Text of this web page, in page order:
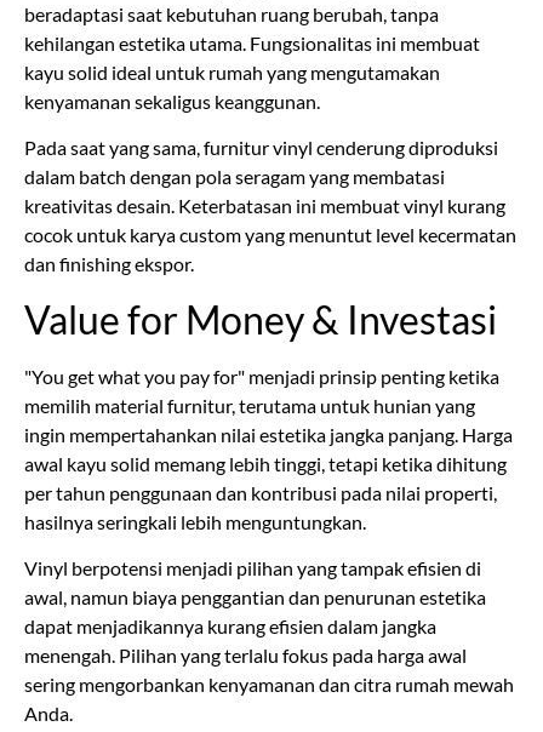
beradaptasi saat kebutuhan ruang berubah, tanpa
kehilangan estetika utama. Fungsionalitas ini membuat
kayu solid ideal untuk rumah yang mengutamakan
kenyamanan sekaligus keanggunan.
Pada saat yang sama, furnitur vinyl cenderung diproduksi
dalam batch dengan pola seragam yang membatasi
kreativitas desain. Keterbatasan ini membuat vinyl kurang
cocok untuk karya custom yang menuntut level kecermatan
dan finishing ekspor.
Value for Money & Investasi
"You get what you pay for" menjadi prinsip penting ketika
memilih material furnitur, terutama untuk hunian yang
ingin mempertahankan nilai estetika jangka panjang. Harga
awal kayu solid memang lebih tinggi, tetapi ketika dihitung
per tahun penggunaan dan kontribusi pada nilai properti,
hasilnya seringkali lebih menguntungkan.
Vinyl berpotensi menjadi pilihan yang tampak efisien di
awal, namun biaya penggantian dan penurunan estetika
dapat menjadikannya kurang efisien dalam jangka
menengah. Pilihan yang terlalu fokus pada harga awal
sering mengorbankan kenyamanan dan citra rumah mewah
Anda.